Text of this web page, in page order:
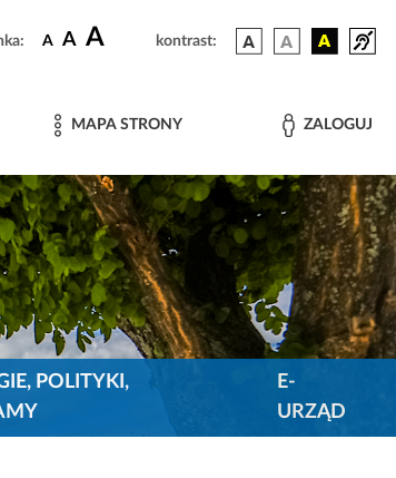
A A A kontrast:
MAPA STRONY ZALOGUJ
POLITYKI,
E-
URZĄD